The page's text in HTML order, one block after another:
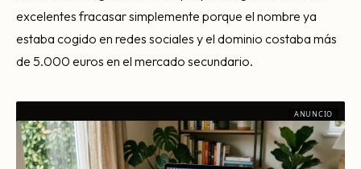
excelentes fracasar simplemente porque el nombre ya
estaba cogido en redes sociales y el dominio costaba más
de 5.000 euros en el mercado secundario.
ANUNCIO